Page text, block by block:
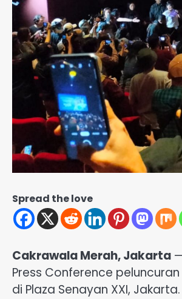
Spread the love
Cakrawala Merah, Jakarta
Press Conference
di Plaza Senayan XXI, Jakarta.